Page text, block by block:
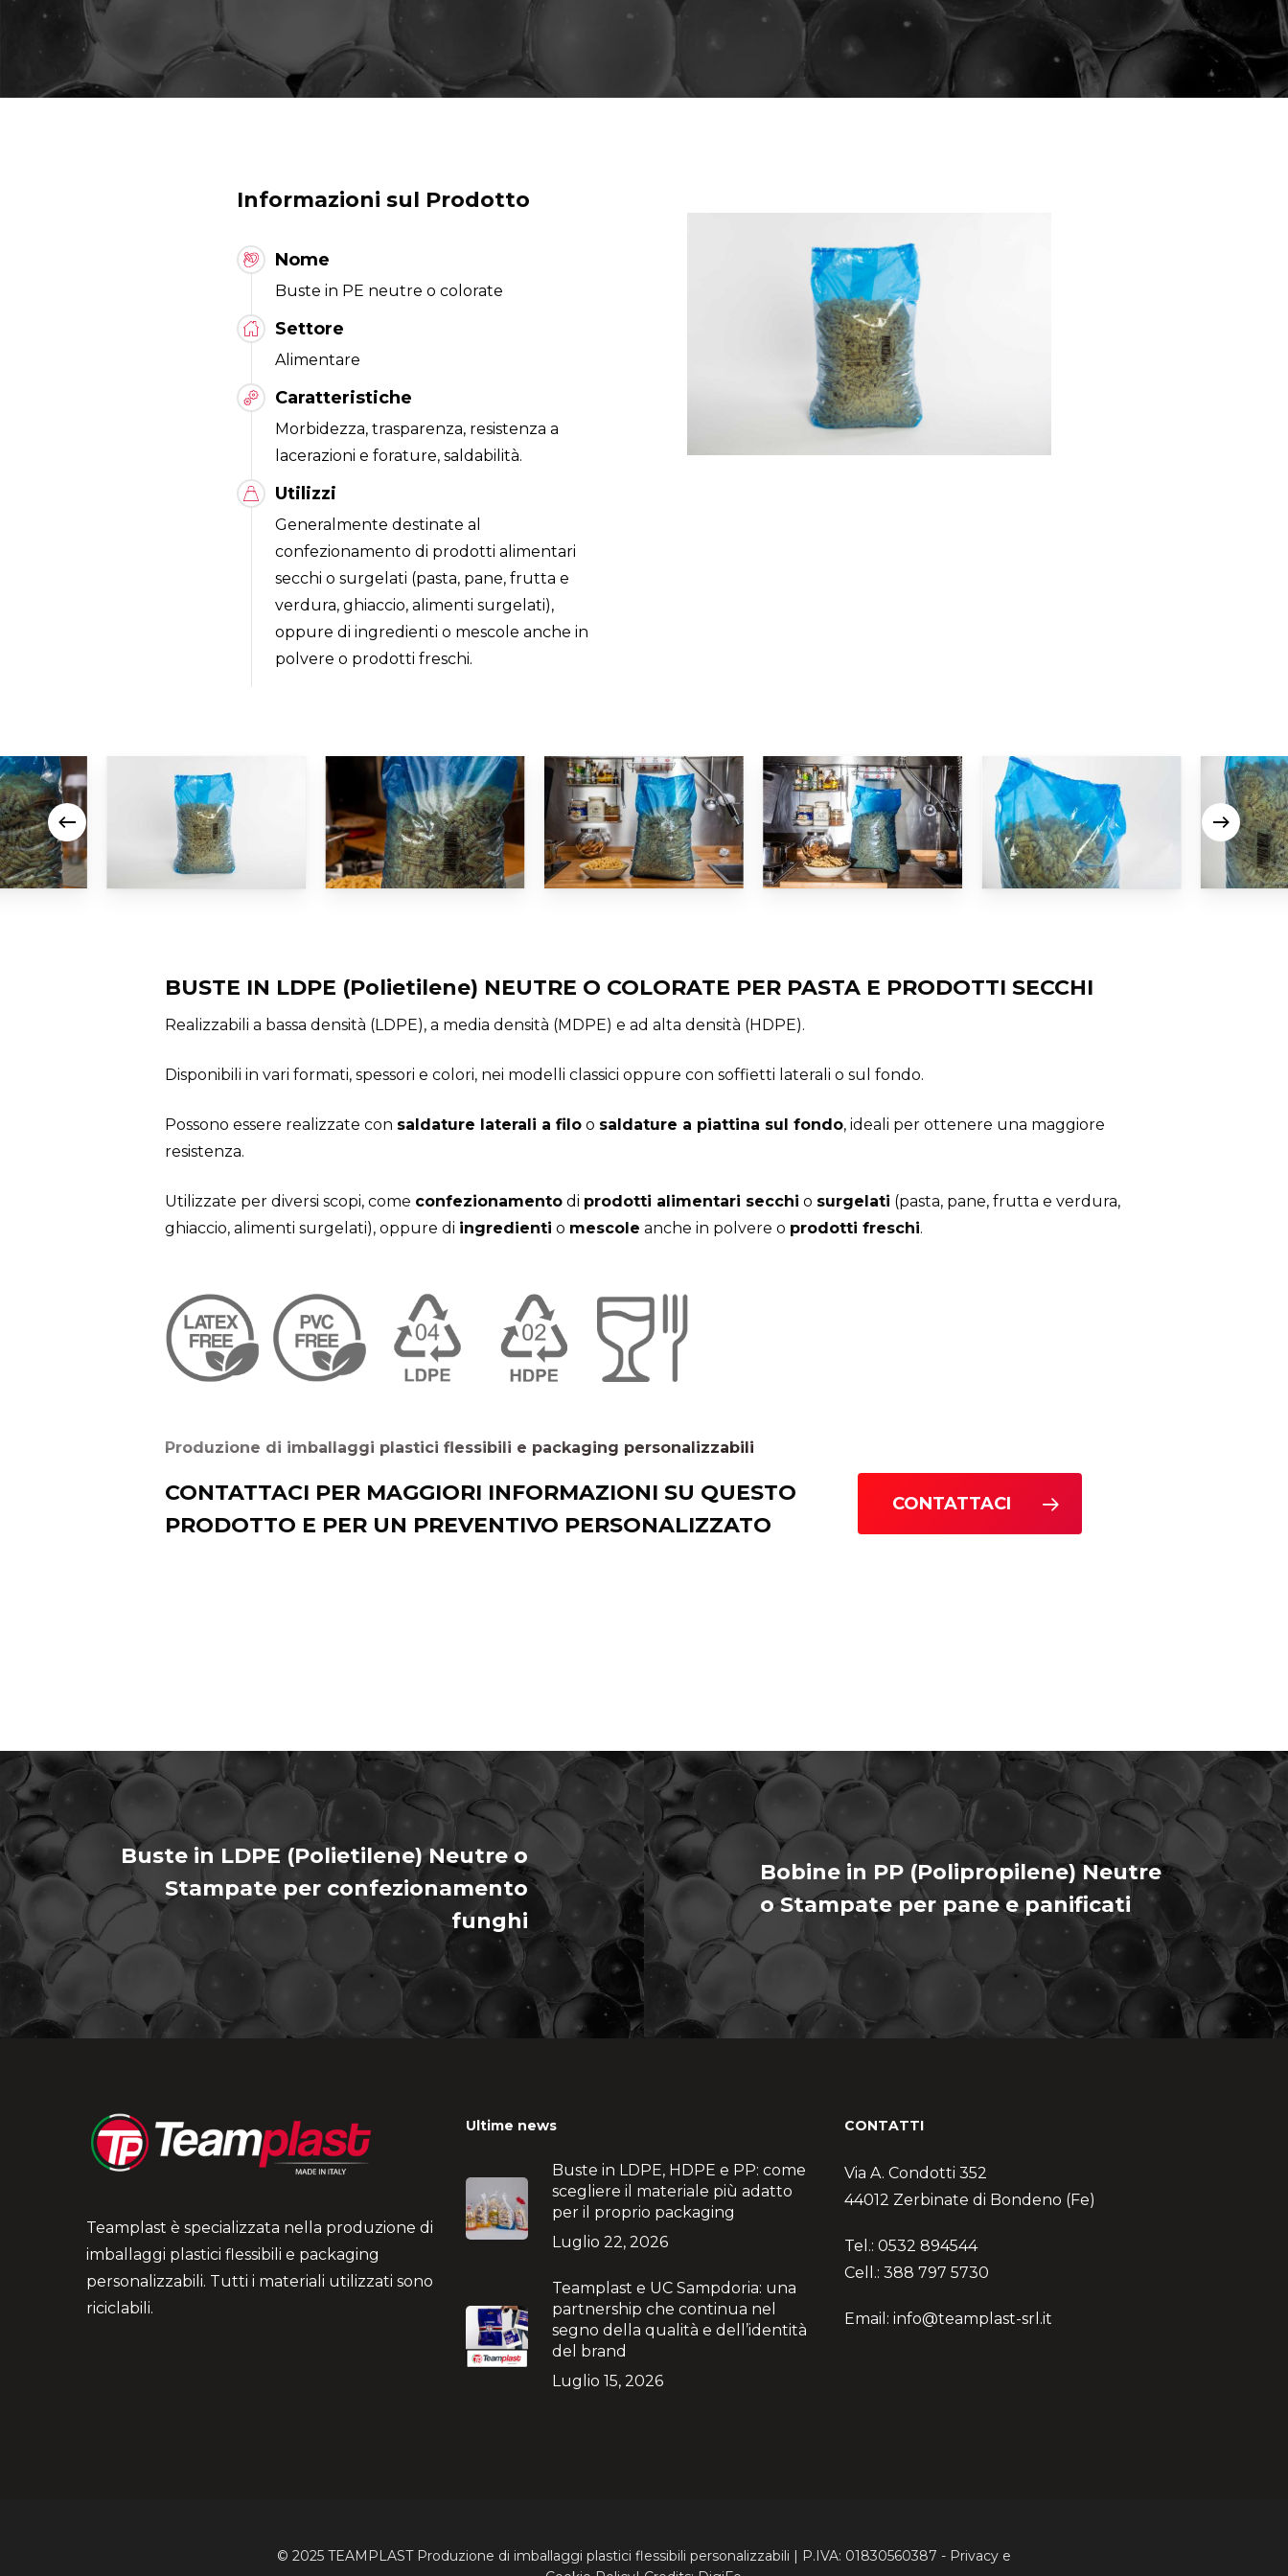
Informazioni sul Prodotto
Nome
Buste in PE neutre o colorate
Settore
Alimentare
Caratteristiche
Morbidezza, trasparenza, resistenza a
lacerazioni e forature, saldabilità.
Utilizzi
Generalmente destinate al
confezionamento di prodotti alimentari
secchi o surgelati (pasta, pane, frutta e
verdura, ghiaccio, alimenti surgelati),
oppure di ingredienti o mescole anche in
polvere o prodotti freschi.
BUSTE IN LDPE (Polietilene) NEUTRE O COLORATE PER PASTA E PRODOTTI SECCHI
Realizzabili a bassa densità (LDPE), a media densità (MDPE) e ad alta densità (HDPE).
Disponibili in vari formati, spessori e colori, nei modelli classici oppure con soffietti laterali o sul fondo.
Possono essere realizzate con saldature laterali a filo o saldature a piattina sul fondo, ideali per ottenere una maggiore
resistenza.
Utilizzate per diversi scopi, come confezionamento di prodotti alimentari secchi o surgelati (pasta, pane, frutta e verdura,
ghiaccio, alimenti surgelati), oppure di ingredienti o mescole anche in polvere o prodotti freschi.
Produzione di imballaggi plastici flessibili e packaging personalizzabili
CONTATTACI PER MAGGIORI INFORMAZIONI SU QUESTO
PRODOTTO E PER UN PREVENTIVO PERSONALIZZATO
CONTATTACI
Buste in LDPE (Polietilene) Neutre o
Stampate per confezionamento
funghi
Bobine in PP (Polipropilene) Neutre
o Stampate per pane e panificati
Teamplast è specializzata nella produzione di
imballaggi plastici flessibili e packaging
personalizzabili. Tutti i materiali utilizzati sono
riciclabili.
Ultime news
Buste in LDPE, HDPE e PP: come
scegliere il materiale più adatto
per il proprio packaging
Luglio 22, 2026
Teamplast e UC Sampdoria: una
partnership che continua nel
segno della qualità e dell’identità
del brand
Luglio 15, 2026
CONTATTI
Via A. Condotti 352
44012 Zerbinate di Bondeno (Fe)
Tel.: 0532 894544
Cell.: 388 797 5730
Email: info@teamplast-srl.it
© 2025 TEAMPLAST Produzione di imballaggi plastici flessibili personalizzabili | P.IVA: 01830560387 - Privacye